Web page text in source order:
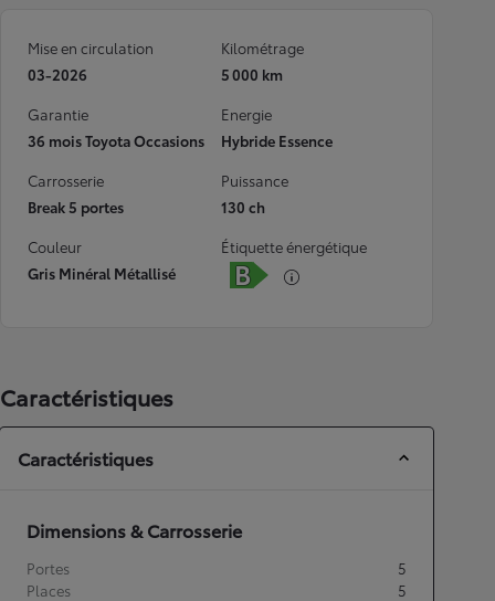
Mise en circulation
03-2026
Kilométrage
5 000 km
Garantie
36 mois Toyota Occasions
Energie
Hybride Essence
Carrosserie
Break 5 portes
Puissance
130 ch
Couleur
Gris Minéral Métallisé
Étiquette énergétique
Caractéristiques
Caractéristiques
Dimensions & Carrosserie
Portes
5
Places
5